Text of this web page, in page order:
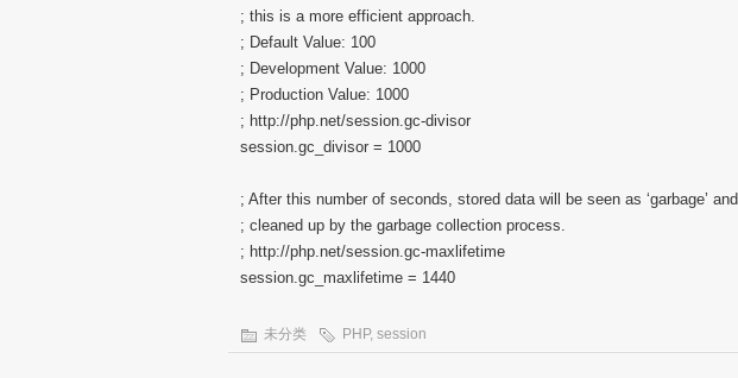
; this is a more efficient approach.
; Default Value: 100
; Development Value: 1000
; Production Value: 1000
; http://php.net/session.gc-divisor
session.gc_divisor = 1000
; After this number of seconds, stored data will be seen as ‘garbage’ and
; cleaned up by the garbage collection process.
; http://php.net/session.gc-maxlifetime
session.gc_maxlifetime = 1440
未分类 PHP, session